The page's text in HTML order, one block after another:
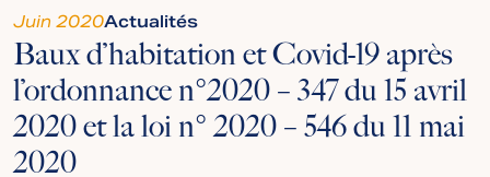
Juin 2020Actualités
Baux d’habitation et Covid-19 après
l’ordonnance n°2020 – 347 du 15 avril
2020 et la loi n° 2020 – 546 du 11 mai
2020